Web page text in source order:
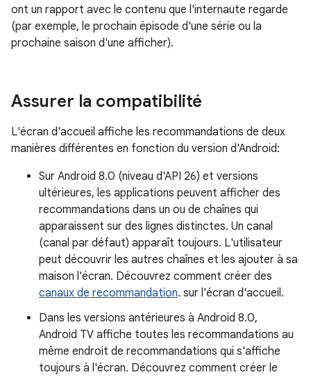
ont un rapport avec le contenu que l'internaute regarde
(par exemple, le prochain épisode d'une série ou la
prochaine saison d'une afficher).
Assurer la compatibilité
L'écran d'accueil affiche les recommandations de deux
manières différentes en fonction du version d'Android:
Sur Android 8.0 (niveau d'API 26) et versions
ultérieures, les applications peuvent afficher des
recommandations dans un ou de chaînes qui
apparaissent sur des lignes distinctes. Un canal
(canal par défaut) apparaît toujours. L'utilisateur
peut découvrir les autres chaînes et les ajouter à sa
maison l'écran. Découvrez comment créer des
canaux de recommandation. sur l'écran d'accueil.
Dans les versions antérieures à Android 8.0,
Android TV affiche toutes les recommandations au
même endroit de recommandations qui s'affiche
toujours à l'écran. Découvrez comment créer le